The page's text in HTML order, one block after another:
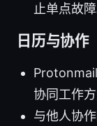
止单点故障
日历与协作
协同工作方
与他人协